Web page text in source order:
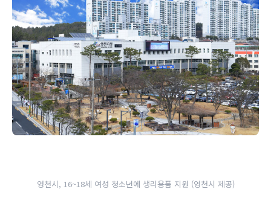
영천시, 16~18세 여성 청소년에 생리용품 지원 (영천시 제공)